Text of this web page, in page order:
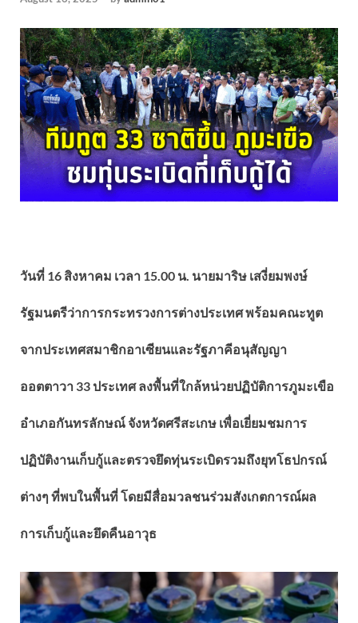
วันที่ 16 สิงหาคม เวลา 15.00 น. นายมาริษ เสงี่ยมพงษ์
รัฐมนตรีว่าการกระทรวงการต่างประเทศ พร้อมคณะทูต
จากประเทศสมาชิกอาเซียนและรัฐภาคีอนุสัญญา
ออตตาวา 33 ประเทศ ลงพื้นที่ใกล้หน่วยปฏิบัติการภูมะเขือ
อำเภอกันทรลักษณ์ จังหวัดศรีสะเกษ เพื่อเยี่ยมชมการ
ปฏิบัติงานเก็บกู้และตรวจยึดทุ่นระเบิดรวมถึงยุทโธปกรณ์
ต่างๆ ที่พบในพื้นที่ โดยมีสื่อมวลชนร่วมสังเกตการณ์ผล
การเก็บกู้และยึดคืนอาวุธ